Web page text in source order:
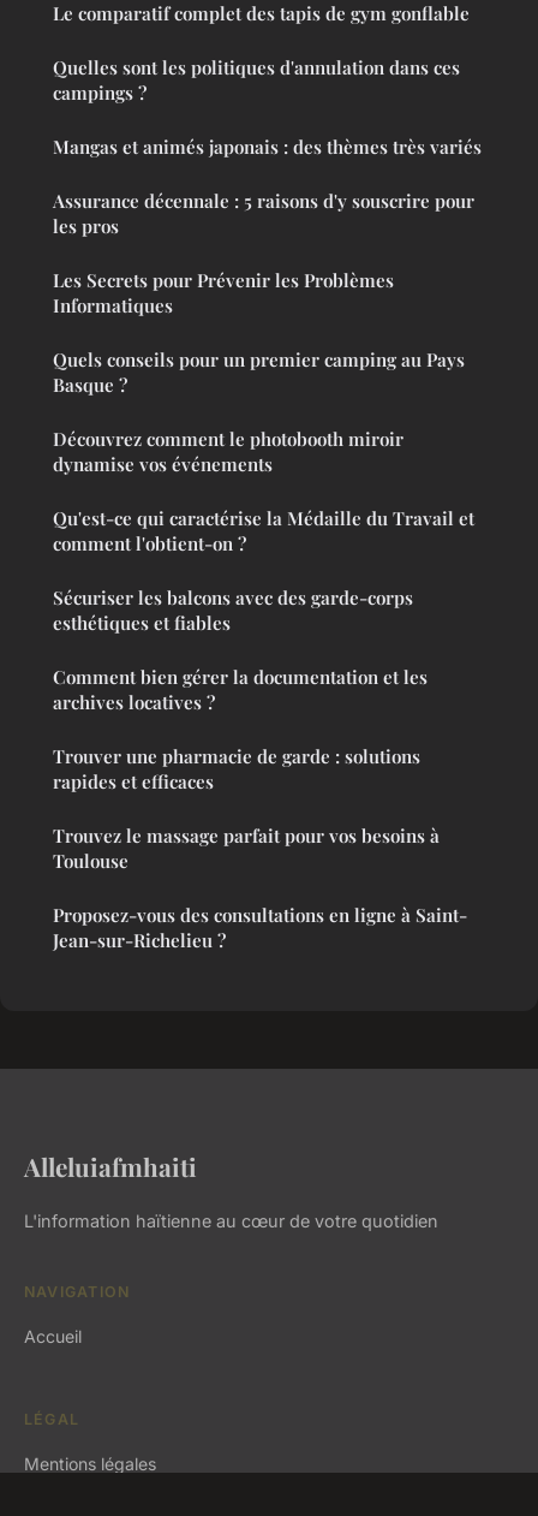
Le comparatif complet des tapis de gym gonflable
Quelles sont les politiques d'annulation dans ces
campings ?
Mangas et animés japonais : des thèmes très variés
Assurance décennale : 5 raisons d'y souscrire pour
les pros
Les Secrets pour Prévenir les Problèmes
Informatiques
Quels conseils pour un premier camping au Pays
Basque ?
Découvrez comment le photobooth miroir
dynamise vos événements
Qu'est-ce qui caractérise la Médaille du Travail et
comment l'obtient-on ?
Sécuriser les balcons avec des garde-corps
esthétiques et fiables
Comment bien gérer la documentation et les
archives locatives ?
Trouver une pharmacie de garde : solutions
rapides et efficaces
Trouvez le massage parfait pour vos besoins à
Toulouse
Proposez-vous des consultations en ligne à Saint-
Jean-sur-Richelieu ?
Alleluiafmhaiti
L'information haïtienne au cœur de votre quotidien
NAVIGATION
Accueil
LÉGAL
Mentions légales